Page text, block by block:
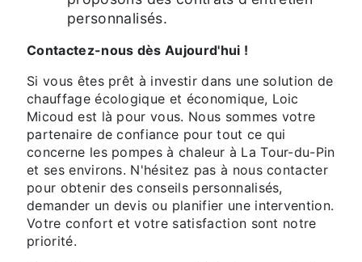
personnalisés.
Contactez-nous dès Aujourd'hui !
Si vous êtes prêt à investir dans une solution de
chauffage écologique et économique, Loic
Micoud est là pour vous. Nous sommes votre
partenaire de confiance pour tout ce qui
concerne les pompes à chaleur à La Tour-du-Pin
et ses environs. N'hésitez pas à nous contacter
pour obtenir des conseils personnalisés,
demander un devis ou planifier une intervention.
Votre confort et votre satisfaction sont notre
priorité.